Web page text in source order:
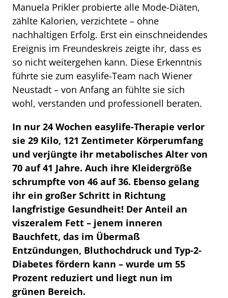
Manuela Prikler probierte alle Mode-Diäten,
zählte Kalorien, verzichtete – ohne
nachhaltigen Erfolg. Erst ein einschneidendes
Ereignis im Freundeskreis zeigte ihr, dass es
so nicht weitergehen kann. Diese Erkenntnis
führte sie zum easylife-Team nach Wiener
Neustadt – von Anfang an fühlte sie sich
wohl, verstanden und professionell beraten.
In nur 24 Wochen easylife-Therapie verlor
sie 29 Kilo, 121 Zentimeter Körperumfang
und verjüngte ihr metabolisches Alter von
70 auf 41 Jahre. Auch ihre Kleidergröße
schrumpfte von 46 auf 36. Ebenso gelang
ihr ein großer Schritt in Richtung
langfristige Gesundheit! Der Anteil an
viszeralem Fett – jenem inneren
Bauchfett, das im Übermaß
Entzündungen, Bluthochdruck und Typ-2-
Diabetes fördern kann – wurde um 55
Prozent reduziert und liegt nun im
grünen Bereich.